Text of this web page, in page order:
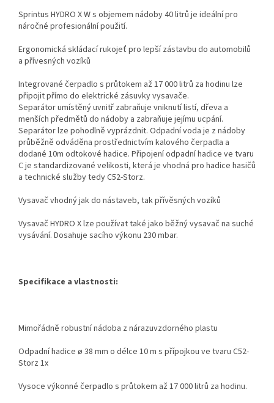
Sprintus HYDRO X W s objemem nádoby 40 litrů je ideální pro
náročné profesionální použití.
Ergonomická skládací rukojeť pro lepší zástavbu do automobilů
a přívesných vozíků
Integrované čerpadlo s průtokem až 17 000 litrů za hodinu lze
připojit přímo do elektrické zásuvky vysavače.
Separátor umístěný uvnitř zabraňuje vniknutí listí, dřeva a
menších předmětů do nádoby a zabraňuje jejímu ucpání.
Separátor lze pohodlně vyprázdnit. Odpadní voda je z nádoby
průběžně odváděna prostřednictvím kalového čerpadla a
dodané 10m odtokové hadice. Připojení odpadní hadice ve tvaru
C je standardizované velikosti, která je vhodná pro hadice hasičů
a technické služby tedy C52-Storz.
Vysavač vhodný jak do nástaveb, tak přívěsných vozíků
Vysavač HYDRO X lze používat také jako běžný vysavač na suché
vysávání. Dosahuje sacího výkonu 230 mbar.
Specifikace a vlastnosti:
Mimořádně robustní nádoba z nárazuvzdorného plastu
Odpadní hadice ø 38 mm o délce 10 m s přípojkou ve tvaru C52-
Storz 1x
Vysoce výkonné čerpadlo s průtokem až 17 000 litrů za hodinu.